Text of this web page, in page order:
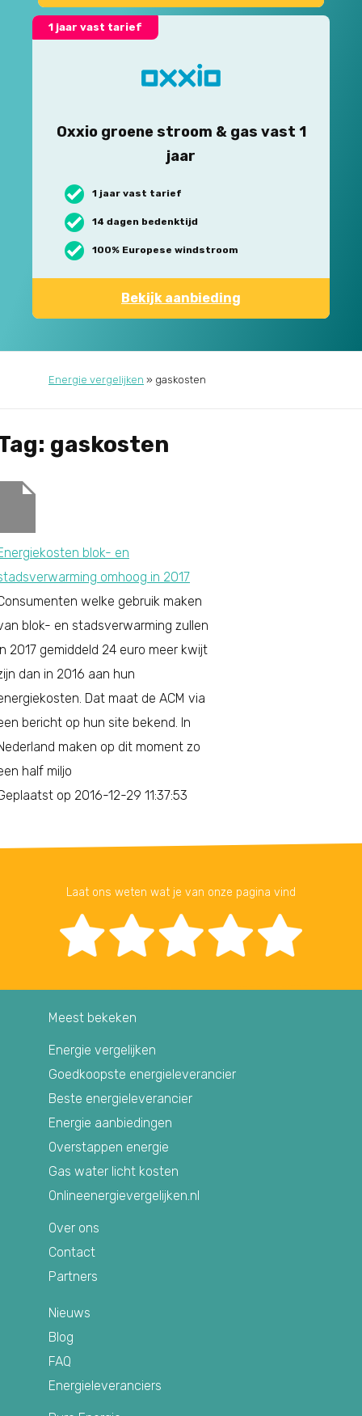
1 jaar vast tarief
Oxxio groene stroom & gas vast 1
jaar
1 jaar vast tarief
14 dagen bedenktijd
100% Europese windstroom
Bekijk aanbieding
Energie vergelijken » gaskosten
gaskosten
blok- en
omhoog in 2017
welke gebruik maken
blok- en stadsverwarming zullen
2017 gemiddeld 24 euro meer kwijt
dan in 2016 aan hun
Dat maat de ACM via
bericht op hun site bekend. In
maken op dit moment zo
half miljo
op 2016-12-29 11:37:53
Laat ons weten wat je van onze pagina vind
Meest bekeken
Energie vergelijken
Goedkoopste energieleverancier
Beste energieleverancier
Energie aanbiedingen
Overstappen energie
Gas water licht kosten
Onlineenergievergelijken.nl
Over ons
Contact
Partners
Nieuws
Blog
FAQ
Energieleveranciers